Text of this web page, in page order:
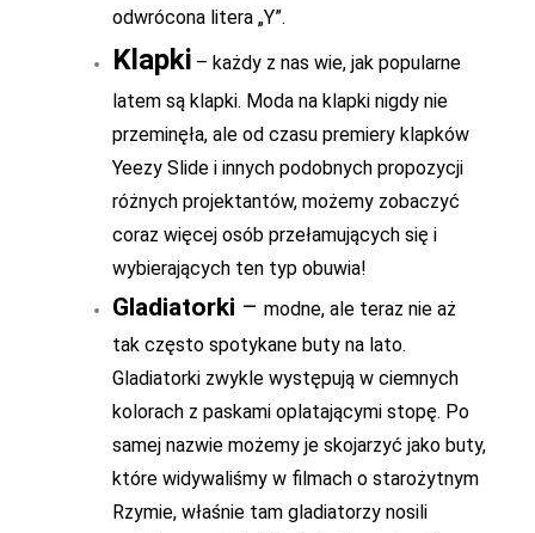
odwrócona litera „Y”.
Klapki – każdy z nas wie, jak popularne
latem są klapki. Moda na klapki nigdy nie
przeminęła, ale od czasu premiery klapków
Yeezy Slide i innych podobnych propozycji
różnych projektantów, możemy zobaczyć
coraz więcej osób przełamujących się i
wybierających ten typ obuwia!
Gladiatorki – modne, ale teraz nie aż
tak często spotykane buty na lato.
Gladiatorki zwykle występują w ciemnych
kolorach z paskami oplatającymi stopę. Po
samej nazwie możemy je skojarzyć jako buty,
które widywaliśmy w filmach o starożytnym
Rzymie, właśnie tam gladiatorzy nosili